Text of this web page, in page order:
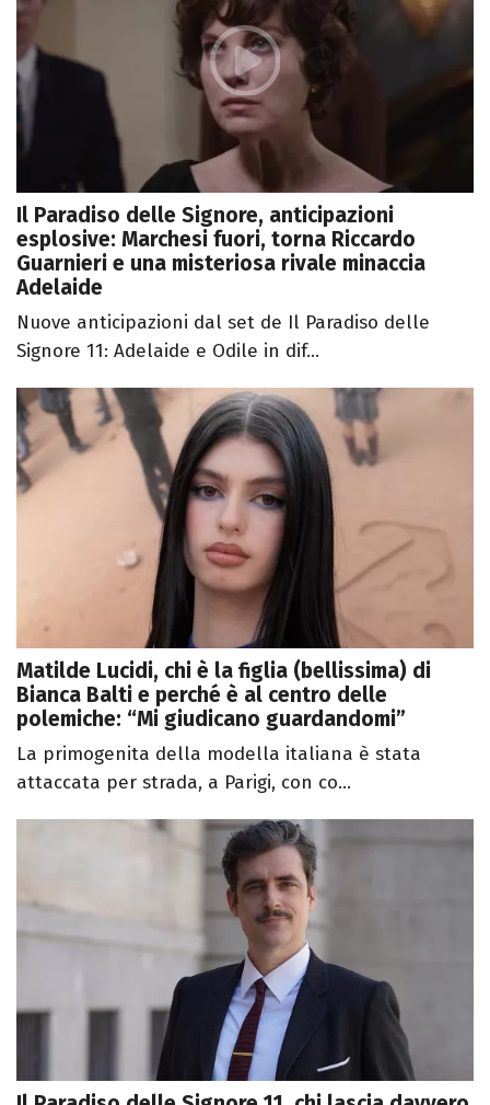
Il Paradiso delle Signore, anticipazioni
esplosive: Marchesi fuori, torna Riccardo
Guarnieri e una misteriosa rivale minaccia
Adelaide
Nuove anticipazioni dal set de Il Paradiso delle
Signore 11: Adelaide e Odile in dif...
Matilde Lucidi, chi è la figlia (bellissima) di
Bianca Balti e perché è al centro delle
polemiche: “Mi giudicano guardandomi”
La primogenita della modella italiana è stata
attaccata per strada, a Parigi, con co...